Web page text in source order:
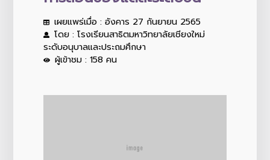
เผยแพร่เมื่อ : อังคาร 27 กันยายน 2565
โดย : โรงเรียนสาธิตมหาวิทยาลัยเชียงใหม่
ระดับอนุบาลและประถมศึกษา
ผู้เข้าชม : 158 คน